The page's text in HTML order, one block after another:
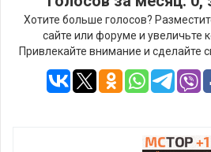
Хотите больше голосов?
сайте или форуме и увеличьте
Привлекайте внимание и сделайте